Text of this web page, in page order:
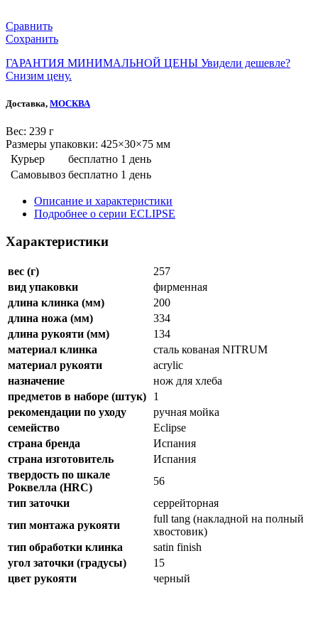
Сравнить
Сохранить
ГАРАНТИЯ МИНИМАЛЬНОЙ ЦЕНЫ Увидели дешевле?
Снизим цену.
Доставка, МОСКВА
Веc: 239 г
Размеры упаковки: 425×30×75 мм
Курьер
бесплатно 1 день
Самовывоз бесплатно 1 день
Описание и характеристики
Подробнее о серии ECLIPSE
Характеристики
вес (г)
257
вид упаковки
фирменная
длина клинка (мм)
200
длина ножа (мм)
334
длина рукояти (мм)
134
материал клинка
сталь кованая NITRUM
материал рукояти
acrylic
назначение
нож для хлеба
предметов в наборе (штук)
1
рекомендации по уходу
ручная мойка
семейство
Eclipse
страна бренда
Испания
страна изготовитель
Испания
твердость по шкале
Роквелла (HRC)
56
тип заточки
серрейторная
тип монтажа рукояти
full tang (накладной на полный
хвостовик)
тип обработки клинка
satin finish
угол заточки (градусы)
15
цвет рукояти
черный